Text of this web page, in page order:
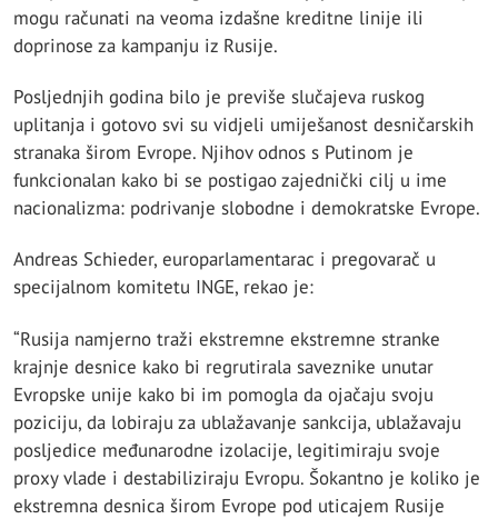
mogu računati na veoma izdašne kreditne linije ili
doprinose za kampanju iz Rusije.
Posljednjih godina bilo je previše slučajeva ruskog
uplitanja i gotovo svi su vidjeli umiješanost desničarskih
stranaka širom Evrope. Njihov odnos s Putinom je
funkcionalan kako bi se postigao zajednički cilj u ime
nacionalizma: podrivanje slobodne i demokratske Evrope.
Andreas Schieder, europarlamentarac i pregovarač u
specijalnom komitetu INGE, rekao je:
“Rusija namjerno traži ekstremne ekstremne stranke
krajnje desnice kako bi regrutirala saveznike unutar
Evropske unije kako bi im pomogla da ojačaju svoju
poziciju, da lobiraju za ublažavanje sankcija, ublažavaju
posljedice međunarodne izolacije, legitimiraju svoje
proxy vlade i destabiliziraju Evropu. Šokantno je koliko je
ekstremna desnica širom Evrope pod uticajem Rusije